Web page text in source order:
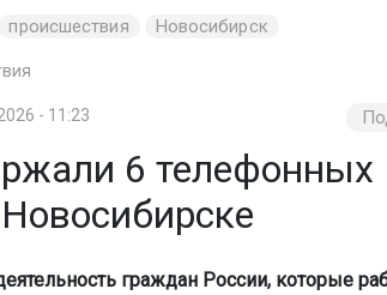
происшествия Новосибирск
- 11:23
6 телефонных
граждан России, которые